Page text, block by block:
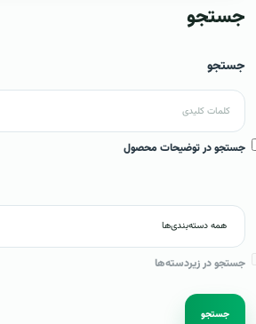
جستجو
جستجو
جستجو در توضیحات محصول
جستجو در زیردسته‌ها
جستجو